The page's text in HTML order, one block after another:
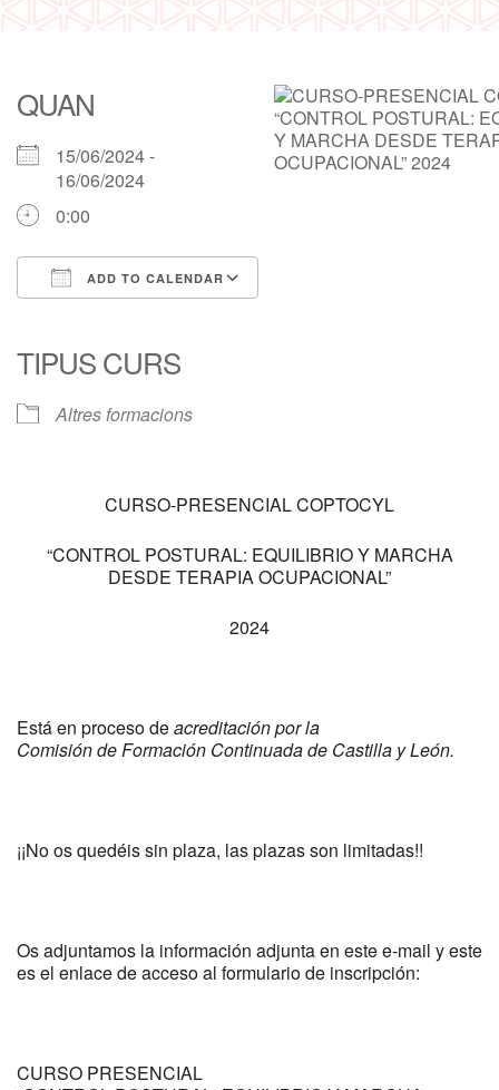
QUAN
15/06/2024 -
16/06/2024
0:00
ADD TO CALENDAR
TIPUS CURS
Altres formacions
CURSO-PRESENCIAL COPTOCYL
“CONTROL POSTURAL: EQUILIBRIO Y MARCHA
DESDE TERAPIA OCUPACIONAL”
2024
Está en proceso deacreditación por la
Comisión de Formación Continuada de Castilla y León.
¡¡No os quedéis sin plaza, las plazas son limitadas!!
Os adjuntamos la información adjunta en este e-mail y este
es el enlace de acceso al formulario de inscripción:
CURSO PRESENCIAL